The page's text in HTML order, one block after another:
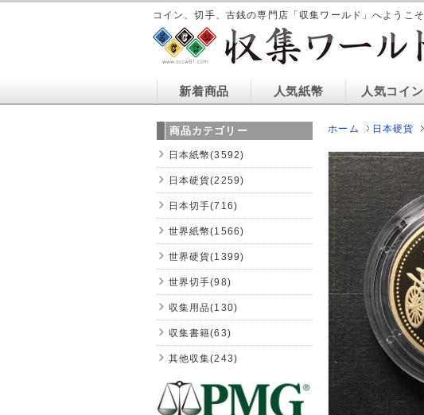
コイン、切手、古銭の専門店「収集ワールド」へようこそ
新着商品 人気紙幣 人気コイン
ホーム 日本硬貨
商品カテゴリー
日本紙幣(3592)
日本硬貨(2259)
日本切手(716)
世界紙幣(1566)
世界硬貨(1399)
世界切手(98)
収集用品(130)
収集書籍(63)
其他収集(243)